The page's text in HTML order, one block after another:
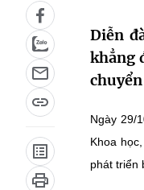
Diễn
khẳng
Ngày 29/
Khoa
phát triển